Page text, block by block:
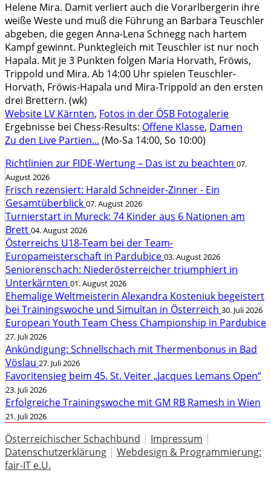
Helene Mira. Damit verliert auch die Vorarlbergerin ihre
weiße Weste und muß die Führung an Barbara Teuschler
abgeben, die gegen Anna-Lena Schnegg nach hartem
Kampf gewinnt. Punktegleich mit Teuschler ist nur noch
Hapala. Mit je 3 Punkten folgen Maria Horvath, Fröwis,
Trippold und Mira. Ab 14:00 Uhr spielen Teuschler-
Horvath, Fröwis-Hapala und Mira-Trippold an den ersten
drei Brettern. (wk)
Website LV Kärnten, Fotos in der ÖSB Fotogalerie
Ergebnisse bei Chess-Results: Offene Klasse, Damen
Zu den Live Partien... (Mo-Sa 14:00, So 10:00)
Richtlinien zur FIDE-Wertung – Das ist zu beachten 07.
August 2026
Frisch rezensiert: Harald Schneider-Zinner - Ein
Gesamtüberblick 07. August 2026
Turnierstart in Mureck: 74 Kinder aus 6 Nationen am
Brett 04. August 2026
Österreichs U18-Team bei der Team-
Europameisterschaft in Pardubice 03. August 2026
Seniorenschach: Niederösterreicher triumphiert in
Unterkärnten 01. August 2026
Ehemalige Weltmeisterin Alexandra Kosteniuk begeistert
bei Trainingswoche und Simultan in Österreich 30. Juli 2026
European Youth Team Chess Championship in Pardubice
27. Juli 2026
Ankündigung: Schnellschach mit Thermenbonus in Bad
Vöslau 27. Juli 2026
Favoritensieg beim 45. St. Veiter „Jacques Lemans Open“
23. Juli 2026
Erfolgreiche Trainingswoche mit GM RB Ramesh in Wien
21. Juli 2026
Österreichischer Schachbund | Impressum |
Datenschutzerklärung | Webdesign & Programmierung:
fair-IT e.U.